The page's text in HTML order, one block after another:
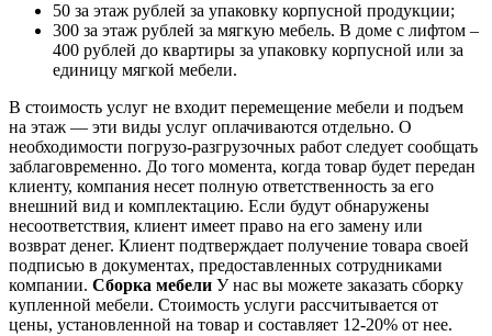
50 за этаж рублей за упаковку корпусной продукции;
300 за этаж рублей за мягкую мебель. В доме с лифтом –
400 рублей до квартиры за упаковку корпусной или за
единицу мягкой мебели.
В стоимость услуг не входит перемещение мебели и подъем
на этаж — эти виды услуг оплачиваются отдельно. О
необходимости погрузо-разгрузочных работ следует сообщать
заблаговременно. До того момента, когда товар будет передан
клиенту, компания несет полную ответственность за его
внешний вид и комплектацию. Если будут обнаружены
несоответствия, клиент имеет право на его замену или
возврат денег. Клиент подтверждает получение товара своей
подписью в документах, предоставленных сотрудниками
компании. Сборка мебели У нас вы можете заказать сборку
купленной мебели. Стоимость услуги рассчитывается от
цены, установленной на товар и составляет 12-20% от нее.